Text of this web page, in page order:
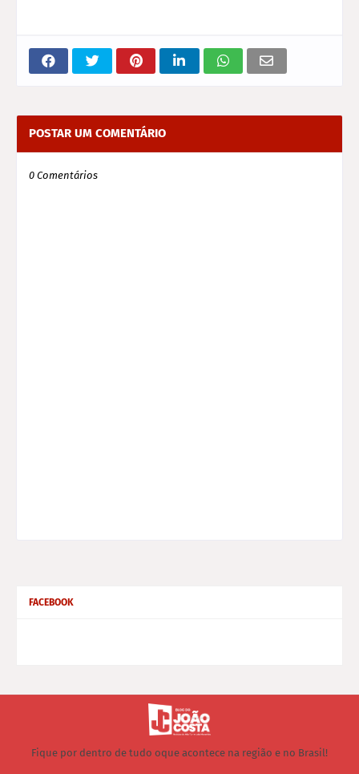
POSTAR UM COMENTÁRIO
0 Comentários
FACEBOOK
Fique por dentro de tudo oque acontece na região e no Brasil!